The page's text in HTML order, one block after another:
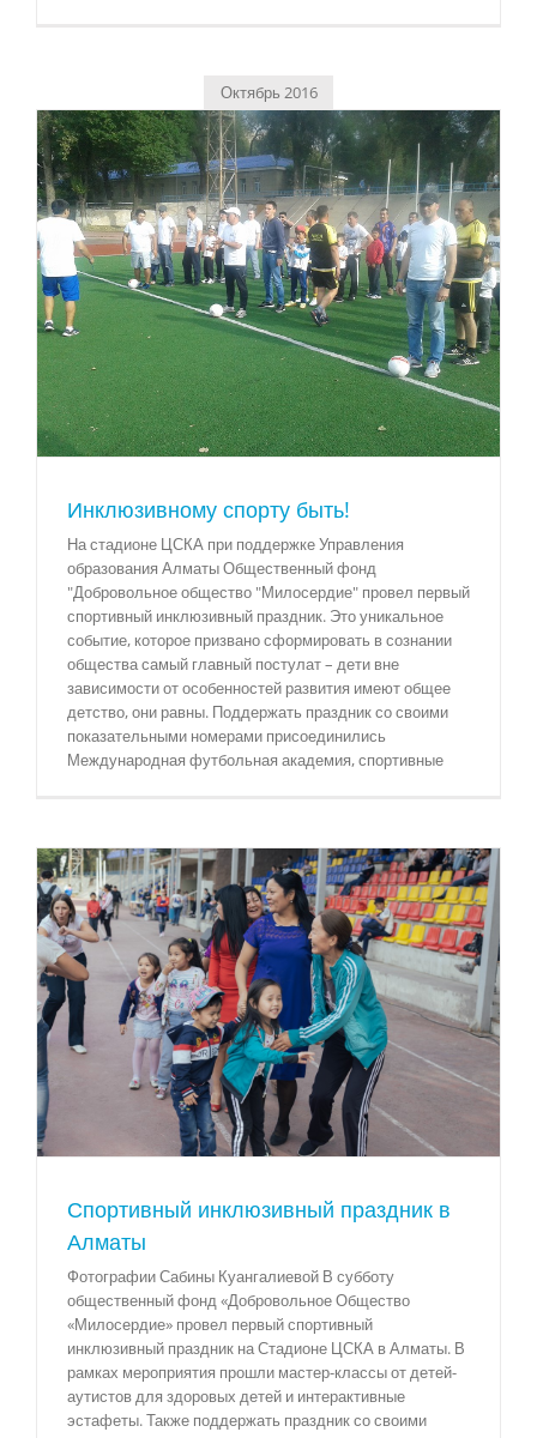
Октябрь 2016
Инклюзивному спорту быть!
На стадионе ЦСКА при поддержке Управления
образования Алматы Общественный фонд
"Добровольное общество "Милосердие" провел первый
спортивный инклюзивный праздник. Это уникальное
событие, которое призвано сформировать в сознании
общества самый главный постулат – дети вне
зависимости от особенностей развития имеют общее
детство, они равны. Поддержать праздник со своими
показательными номерами присоединились
Международная футбольная академия, спортивные
Спортивный инклюзивный праздник в
Алматы
Фотографии Сабины Куангалиевой В субботу
общественный фонд «Добровольное Общество
«Милосердие» провел первый спортивный
инклюзивный праздник на Стадионе ЦСКА в Алматы. В
рамках мероприятия прошли мастер-классы от детей-
аутистов для здоровых детей и интерактивные
эстафеты. Также поддержать праздник со своими